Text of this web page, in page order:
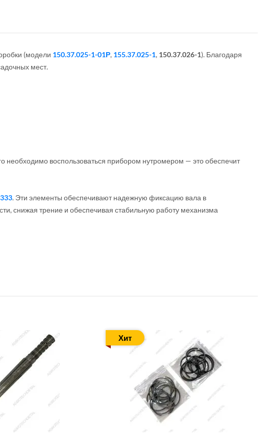
(модели 150.37.025-1-01Р, 155.37.025-1, 150.37.026-1). Благодаря
мест.
необходимо воспользоваться прибором нутромером — это обеспечит
. Эти элементы обеспечивают надежную фиксацию вала в
снижая трение и обеспечивая стабильную работу механизма
Хит